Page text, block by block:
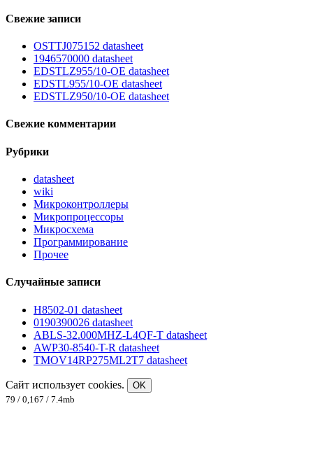
Свежие записи
OSTTJ075152 datasheet
1946570000 datasheet
EDSTLZ955/10-OE datasheet
EDSTL955/10-OE datasheet
EDSTLZ950/10-OE datasheet
Свежие комментарии
Рубрики
datasheet
wiki
Микроконтроллеры
Микропроцессоры
Микросхема
Программирование
Прочее
Случайные записи
H8502-01 datasheet
0190390026 datasheet
ABLS-32.000MHZ-L4QF-T datasheet
AWP30-8540-T-R datasheet
TMOV14RP275ML2T7 datasheet
Сайт использует cookies.
OK
79 / 0,167 / 7.4mb